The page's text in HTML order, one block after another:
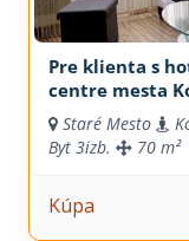
Pre klienta s
centre mesta
Staré Mesto
Byt 3izb. 70 m²
Kúpa